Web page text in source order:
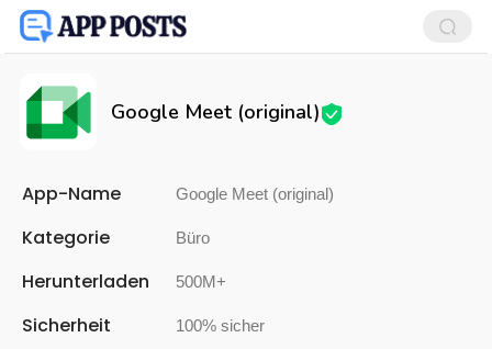
Google Meet (original)
App-Name Google Meet (original)
Kategorie Büro
Herunterladen 500M+
Sicherheit 100% sicher